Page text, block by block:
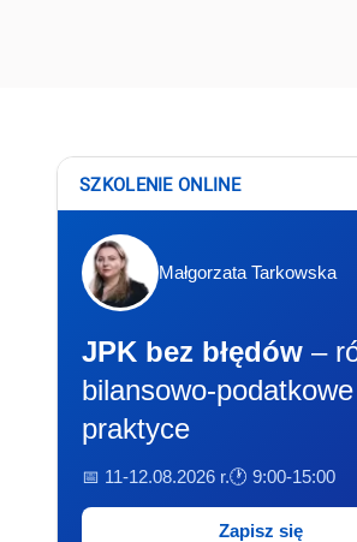
SZKOLENIE ONLINE
Małgorzata Tarkowska
JPK bez błędów –
bilansowo-
praktyce
📅 11-12.08.2026 r.🕐 9:00-15:00
Zapisz się